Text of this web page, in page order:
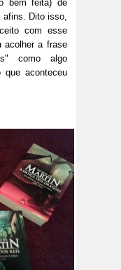
bem feita) de
afins. Dito isso,
com esse
acolher a frase
como algo
que aconteceu